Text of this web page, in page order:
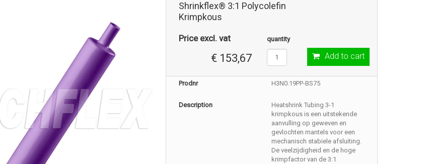
Shrinkflex® 3:1 Polycolefin
Krimpkous
Price excl. vat
€ 153,67
quantity
Add to cart
Prodnr H3N0.19PP-BS75
Description
Heatshrink Tubing 3-1
krimpkous is een uitstekende
aanvulling op geweven en
gevlochten mantels voor een
mechanisch stabiele afsluiting.
De veelzijdigheid en de hoge
krimpfactor van de 3:1